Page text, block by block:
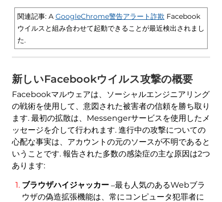
関連記事: A GoogleChrome警告アラート詐欺 Facebook
ウイルスと組み合わせて起動できることが最近検出されまし
た.
新しいFacebookウイルス攻撃の概要
Facebookマルウェアは、ソーシャルエンジニアリング
の戦術を使用して、意図された被害者の信頼を勝ち取り
ます. 最初の拡散は、Messengerサービスを使用したメ
ッセージを介して行われます. 進行中の攻撃についての
心配な事実は、アカウントの元のソースが不明であると
いうことです. 報告された多数の感染症の主な原因は2つ
あります:
ブラウザハイジャッカー‒最も人気のあるWebブラ
ウザの偽造拡張機能は、常にコンピュータ犯罪者に